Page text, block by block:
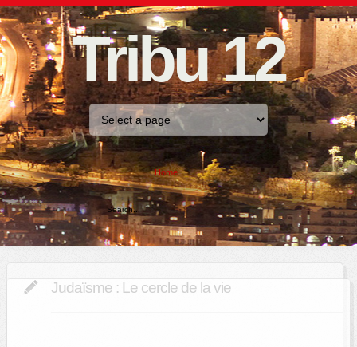
Tribu 12
Home
Judaïsme : Le cercle de la vie